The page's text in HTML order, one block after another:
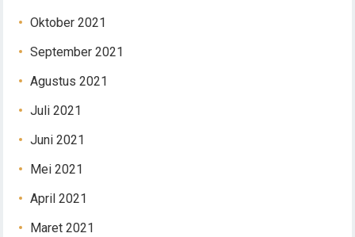
Oktober 2021
September 2021
Agustus 2021
Juli 2021
Juni 2021
Mei 2021
April 2021
Maret 2021